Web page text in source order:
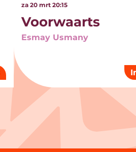
Voorwaarts
Esmay Usmany
za 20 mrt 20:15